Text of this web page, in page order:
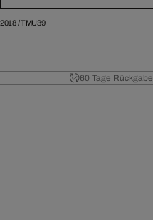
2018/TMU39
60 Tage Rückgabe